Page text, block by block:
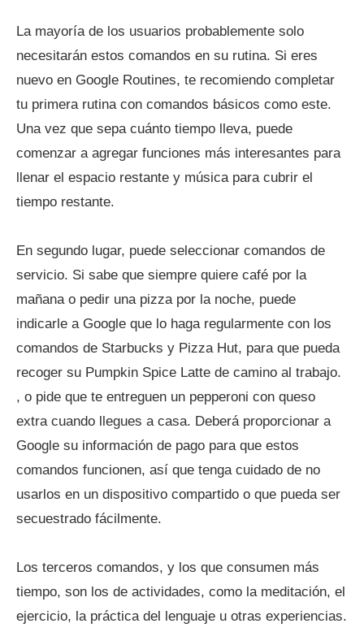
La mayoría de los usuarios probablemente solo
necesitarán estos comandos en su rutina. Si eres
nuevo en Google Routines, te recomiendo completar
tu primera rutina con comandos básicos como este.
Una vez que sepa cuánto tiempo lleva, puede
comenzar a agregar funciones más interesantes para
llenar el espacio restante y música para cubrir el
tiempo restante.
En segundo lugar, puede seleccionar comandos de
servicio. Si sabe que siempre quiere café por la
mañana o pedir una pizza por la noche, puede
indicarle a Google que lo haga regularmente con los
comandos de Starbucks y Pizza Hut, para que pueda
recoger su Pumpkin Spice Latte de camino al trabajo.
, o pide que te entreguen un pepperoni con queso
extra cuando llegues a casa. Deberá proporcionar a
Google su información de pago para que estos
comandos funcionen, así que tenga cuidado de no
usarlos en un dispositivo compartido o que pueda ser
secuestrado fácilmente.
Los terceros comandos, y los que consumen más
tiempo, son los de actividades, como la meditación, el
ejercicio, la práctica del lenguaje u otras experiencias.